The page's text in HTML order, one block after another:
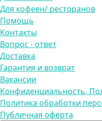
Для кофеен/ ресторанов
Помощь
Контакты
Вопрос - ответ
Доставка
Гарантия и возврат
Вакансии
Конфиденциальность,
Политика обработки
Публичная оферта